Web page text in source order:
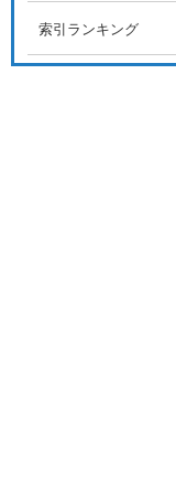
索引ランキング